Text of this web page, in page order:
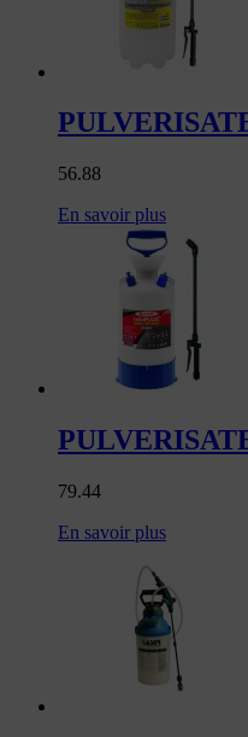
56.88
En savoir plus
79.44
En savoir plus